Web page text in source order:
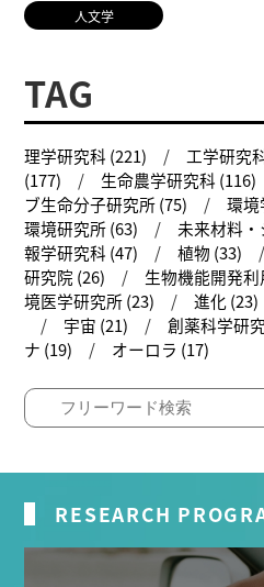
人文学
TAG
理学研究科 (221) 工学研究
(177)
生命農学研究科 (116)
ブ生命分子研究所 (75)
環境
環境研究所 (63)
未来材料
報学研究科 (47)
植物 (33)
研究院 (26)
生物機能開発
境医学研究所 (23)
進化 (23)
宇宙 (21)
創薬科学研
ナ (19)
オーロラ (17)
RESEARCH